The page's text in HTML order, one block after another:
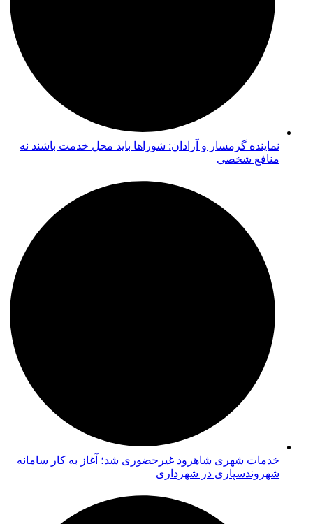
نماینده گرمسار و آرادان: شوراها باید محل خدمت باشند نه
منافع شخصی
خدمات شهری شاهرود غیرحضوری شد؛ آغاز به کار سامانه
شهروندسپاری در شهرداری